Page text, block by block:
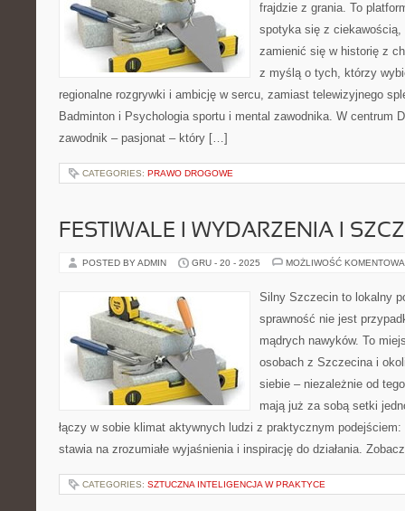
frajdzie z grania. To
spotyka się z
zamienić się w historię z
z myślą o tych, którzy
regionalne rozgrywki i ambicję w sercu, zamiast telewizyjnego
Badminton i Psychologia sportu i mental zawodnika. W centrum
zawodnik – pasjonat – który […]
CATEGORIES: PRAWO DROGOWE
FESTIWALE I WYDARZENIA I
POSTED BY ADMIN GRU - 20 - 2025 MOŻLIWOŚĆ
Silny Szczecin to lokalny
sprawność nie jest
mądrych nawyków. To
osobach z Szczecina i
siebie – niezależnie od
mają już za sobą setki
łączy w sobie klimat aktywnych ludzi z praktycznym podejściem:
stawia na zrozumiałe wyjaśnienia i inspirację do działania.
CATEGORIES: SZTUCZNA INTELIGENCJA W PRAKTYCE